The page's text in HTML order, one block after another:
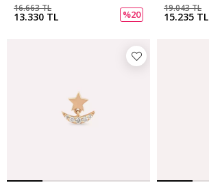
13.330 TL
16.663 TL
%20 15.235 TL
19.043 TL